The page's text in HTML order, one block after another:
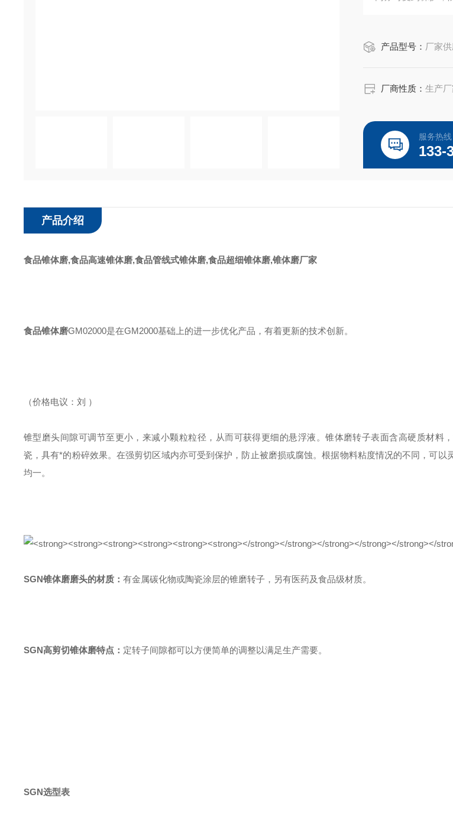
产品型号： 厂家
厂商性质：生产
服务热线
133-
产品介绍
食品锥体磨,食品高速锥体磨,食品管线式锥体磨,食品超细锥体磨,锥体磨厂家
食品锥体磨GM02000是在GM2000基础上的进一步优化产品，有着更新的技术创新。
（价格电议：刘 ）
锥型磨头间隙可调节至更小，来减小颗粒粒径，从而可获得更细的悬浮液。锥体磨转子表面含高硬质材料
瓷，具有*的粉碎效果。在强剪切区域内亦可受到保护，防止被磨损或腐蚀。根据物料粘度情况的不同，可以
均一。
SGN锥体磨磨头的材质： 有金属碳化物或陶瓷涂层的锥磨转子，另有医药及食品级材质。
SGN高剪切锥体磨特点： 定转子间隙都可以方便简单的调整以满足生产需要。
SGN选型表